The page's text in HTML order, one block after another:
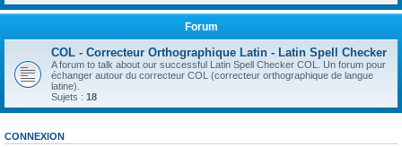
Forum
COL - Correcteur Orthographique Latin - Latin Spell Checker
A forum to talk about our successful Latin Spell Checker COL. Un forum pour
échanger autour du correcteur COL (correcteur orthographique de langue
latine).
Sujets : 18
CONNEXION